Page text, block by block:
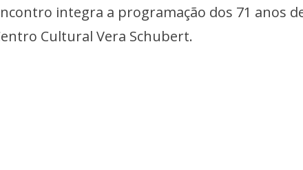
integra a programação dos 71 anos
Cultural Vera Schubert.